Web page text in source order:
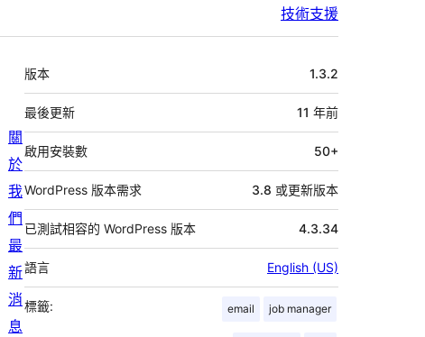
技術支援
中
繼
資
料
版本 1.3.2
最後更新 11 年前
啟用安裝數 50+
WordPress 版本需求 3.8 或更新版本
已測試相容的 WordPress 版本 4.3.34
語言 English (US)
標籤: email job manager
關
於
我
們
最
新
消
息